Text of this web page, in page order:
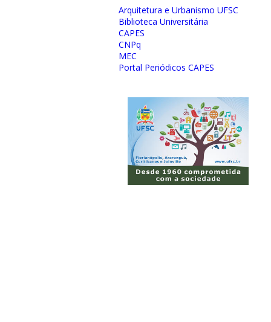
Arquitetura e Urbanismo UFSC
Biblioteca Universitária
CAPES
CNPq
MEC
Portal Periódicos CAPES